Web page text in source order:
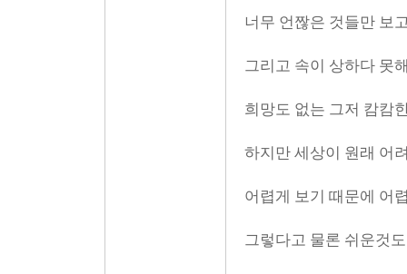
너무 언짢은 것들만 보
그리고 속이 상하다 못
희망도 없는 그저 캄캄
하지만 세상이 원래 어
어렵게 보기 때문에 어
그렇다고 물론 쉬운것